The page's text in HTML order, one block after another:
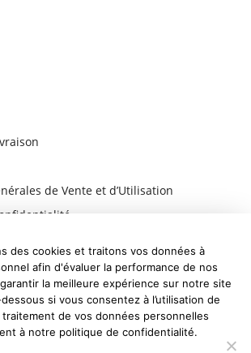
de Vente et d’Utilisation
des cookies et traitons vos données à
afin d'évaluer la performance de nos
la meilleure expérience sur notre site
si vous consentez à l’utilisation de
de vos données personnelles
à notre politique de confidentialité.